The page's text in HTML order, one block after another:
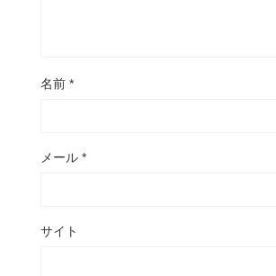
名前 *
メール *
サイト